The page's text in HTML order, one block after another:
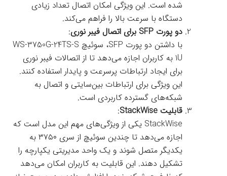
شده است. این ویژگی امکان اتصال تعداد زیادی
دستگاه با سرعت بالا را فراهم می‌کند.
دو پورت SFP برای اتصال فیبر نوری
:
با داشتن دو پورت SFP، سوئیچ WS-3750G-24TS-S
1U به کاربران اجازه می‌دهد تا از اتصالات فیبر نوری
برای ایجاد ارتباطات پرسرعت و پایدار استفاده کنند.
این ویژگی برای ارتباطات بین‌سایتی و اتصال به
شبکه‌های گسترده کاربردی است.
قابلیت StackWise
:
StackWise یکی از ویژگی‌های مهم این مدل است که
اجازه می‌دهد تا چندین سوئیچ از سری ۳۷۵۰ به
یکدیگر متصل شوند و یک واحد مدیریتی یکپارچه را
تشکیل دهند. این قابلیت به کاربران امکان می‌دهد